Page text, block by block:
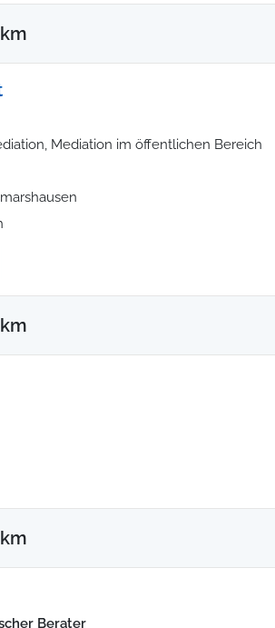
Mediation im öffentlichen Bereich
Berater